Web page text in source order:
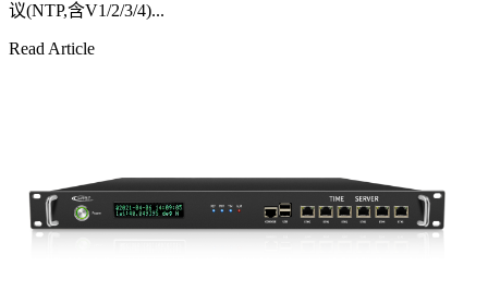
议(NTP,含V1/2/3/4)...
Read Article